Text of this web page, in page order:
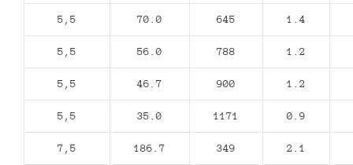
5,5 70.0 645 1.4
5,5 56.0 788 1.2
5,5 46.7 900 1.2
5,5 35.0 1171 0.9
7,5 186.7 349 2.1